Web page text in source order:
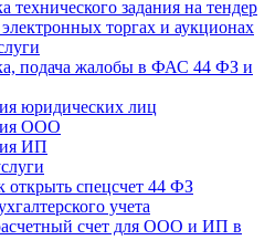
технического задания на тендер
торгах и аукционах
подача жалобы в ФАС 44 ФЗ и
юридических лиц
ООО
ИП
открыть спецсчет 44 ФЗ
учета
счет для ООО и ИП в